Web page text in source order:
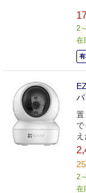
2
在
置
で
25
2
在